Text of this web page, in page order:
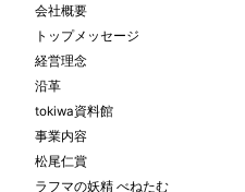
会社概要
トップメッセージ
経営理念
沿革
tokiwa資料館
事業内容
松尾仁賞
ラフマの妖精 べねたむ